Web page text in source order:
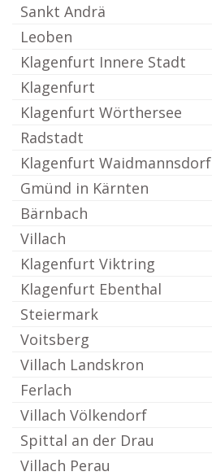
Sankt Andrä
Leoben
Klagenfurt Innere Stadt
Klagenfurt
Klagenfurt Wörthersee
Radstadt
Klagenfurt Waidmannsdorf
Gmünd in Kärnten
Bärnbach
Villach
Klagenfurt Viktring
Klagenfurt Ebenthal
Steiermark
Voitsberg
Villach Landskron
Ferlach
Villach Völkendorf
Spittal an der Drau
Villach Perau